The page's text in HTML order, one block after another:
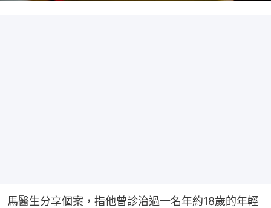
馬醫生分享個案，指他曾診治過一名年約18歲的年輕